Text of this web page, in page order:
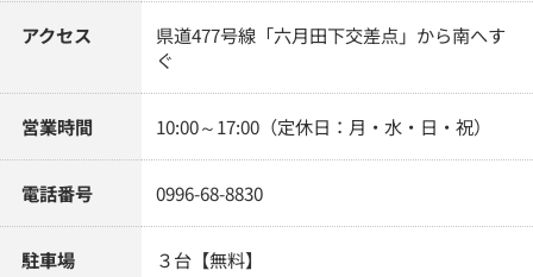
アクセス
県道477号線「六月田下交差点」から南へす
ぐ
営業時間 10:00～17:00（定休日：月・水・日・祝）
電話番号 0996-68-8830
駐車場 ３台【無料】